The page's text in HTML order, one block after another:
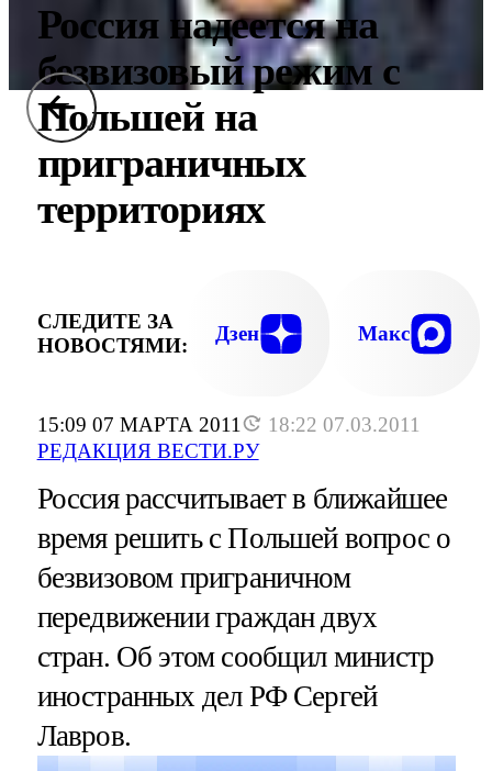
15:09 07 МАРТА 2011
18:22 07.03.2011
РЕДАКЦИЯ ВЕСТИ.РУ
Россия надеется на
безвизовый режим с
Польшей на
приграничных
территориях
СЛЕДИТЕ ЗА
НОВОСТЯМИ:
Дзен Макс
Россия рассчитывает в ближайшее
время решить с Польшей вопрос о
безвизовом приграничном
передвижении граждан двух
стран. Об этом сообщил министр
иностранных дел РФ Сергей
Лавров.